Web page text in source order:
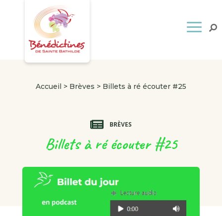
Accueil > Brèves > Billets à ré écouter #25
BRÈVES
Billets à ré écouter #25